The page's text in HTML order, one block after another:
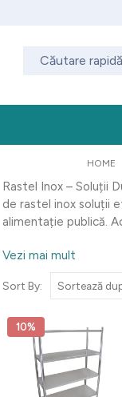
HOME
Rastel Inox – Soluții
de rastel inox soluții
alimentație publică.
Vezi mai mult
Sort By:
10%